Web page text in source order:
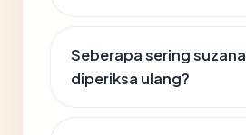
Seberapa sering
diperiksa ulang?